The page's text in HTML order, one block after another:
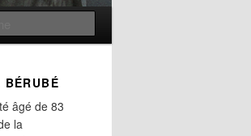
BÉRUBÉ
âgé de 83
la